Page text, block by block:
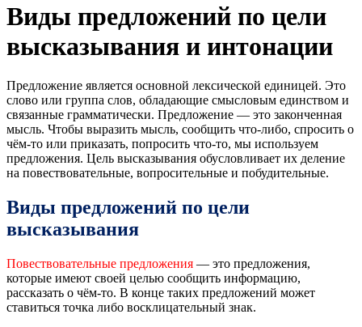
Виды предложений по цели
высказывания и интонации
Предложение является основной лексической единицей. Это
слово или группа слов, обладающие смысловым единством и
связанные грамматически. Предложение — это законченная
мысль. Чтобы выразить мысль, сообщить что-либо, спросить о
чём-то или приказать, попросить что-то, мы используем
предложения. Цель высказывания обусловливает их деление
на повествовательные, вопросительные и побудительные.
Виды предложений по цели
высказывания
Повествовательные предложения — это предложения,
которые имеют своей целью сообщить информацию,
рассказать о чём-то. В конце таких предложений может
ставиться точка либо восклицательный знак.